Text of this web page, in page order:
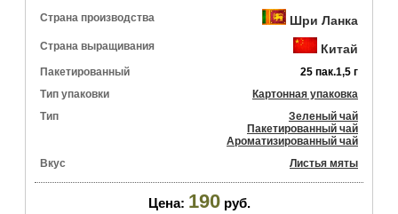
Страна производства Шри Ланка
Страна выращивания Китай
Пакетированный
25 пак.1,5 г
Тип упаковки
Картонная упаковка
Тип
Зеленый чай
Пакетированный чай
Ароматизированный чай
Вкус
Листья мяты
Цена: 190 руб.